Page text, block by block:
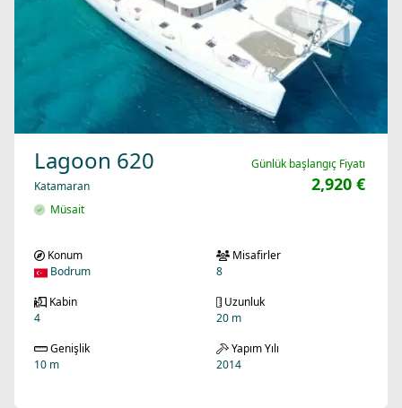
Lagoon 620
Katamaran
Müsait
Günlük başlangıç Fiyatı
2,920 €
Konum
Bodrum
Misafirler
8
Kabin
4
Uzunluk
20 m
Genişlik
10 m
Yapım Yılı
2014